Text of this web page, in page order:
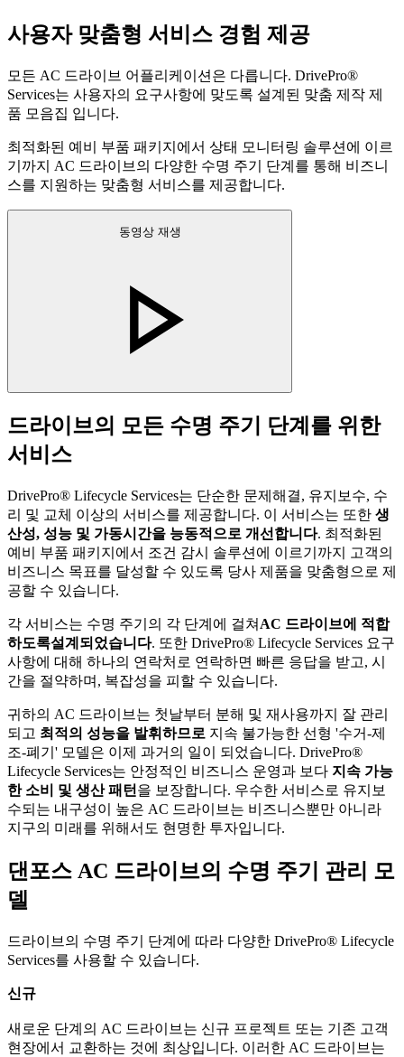
사용자 맞춤형 서비스 경험 제공
모든 AC 드라이브 어플리케이션은 다릅니다. DrivePro®
Services는 사용자의 요구사항에 맞도록 설계된 맞춤 제작 제
품 모음집 입니다.
최적화된 예비 부품 패키지에서 상태 모니터링 솔루션에 이르
기까지 AC 드라이브의 다양한 수명 주기 단계를 통해 비즈니
스를 지원하는 맞춤형 서비스를 제공합니다.
동영상 재생
드라이브의 모든 수명 주기 단계를 위한
서비스
DrivePro® Lifecycle Services는 단순한 문제해결, 유지보수, 수
리 및 교체 이상의 서비스를 제공합니다. 이 서비스는 또한 생
산성, 성능 및 가동시간을 능동적으로 개선합니다. 최적화된
예비 부품 패키지에서 조건 감시 솔루션에 이르기까지 고객의
비즈니스 목표를 달성할 수 있도록 당사 제품을 맞춤형으로 제
공할 수 있습니다.
각 서비스는 수명 주기의 각 단계에 걸쳐 AC 드라이브에 적합
하도록설계되었습니다. 또한 DrivePro® Lifecycle Services 요구
사항에 대해 하나의 연락처로 연락하면 빠른 응답을 받고, 시
간을 절약하며, 복잡성을 피할 수 있습니다.
귀하의 AC 드라이브는 첫날부터 분해 및 재사용까지 잘 관리
되고 최적의 성능을 발휘하므로 지속 불가능한 선형 '수거-제
조-폐기' 모델은 이제 과거의 일이 되었습니다. DrivePro®
Lifecycle Services는 안정적인 비즈니스 운영과 보다 지속 가능
한 소비 및 생산 패턴 을 보장합니다. 우수한 서비스로 유지보
수되는 내구성이 높은 AC 드라이브는 비즈니스뿐만 아니라
지구의 미래를 위해서도 현명한 투자입니다.
댄포스 AC 드라이브의 수명 주기 관리 모
델
드라이브의 수명 주기 단계에 따라 다양한 DrivePro® Lifecycle
Services를 사용할 수 있습니다.
신규
새로운 단계의 AC 드라이브는 신규 프로젝트 또는 기존 고객
현장에서 교환하는 것에 최상입니다. 이러한 AC 드라이브는